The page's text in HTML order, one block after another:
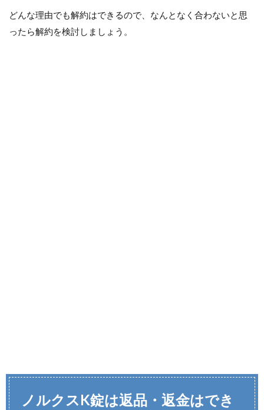
どんな理由でも解約はできるので、なんとなく合わないと思
ったら解約を検討しましょう。
ノルクスK錠は返品・返金はでき